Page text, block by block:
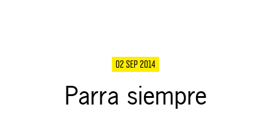
02 SEP 2014
Parra siempre